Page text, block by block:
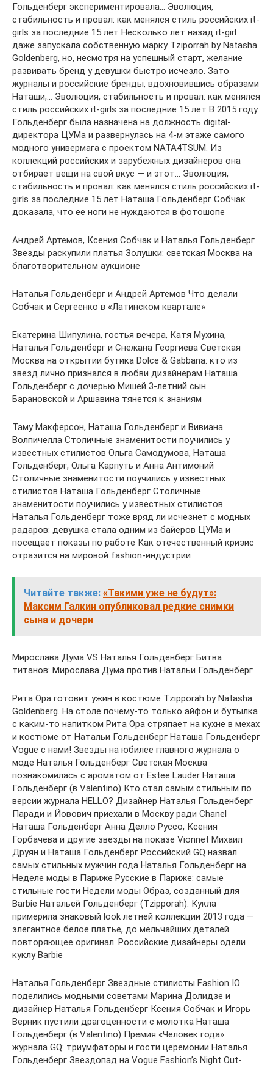
Гольденберг экспериментировала… Эволюция,
стабильность и провал: как менялся стиль российских it-
girls за последние 15 лет Несколько лет назад it-girl
даже запускала собственную марку Tziporrah by Natasha
Goldenberg, но, несмотря на успешный старт, желание
развивать бренд у девушки быстро исчезло. Зато
журналы и российские бренды, вдохновившись образами
Наташи,… Эволюция, стабильность и провал: как менялся
стиль российских it-girls за последние 15 лет В 2015 году
Гольденберг была назначена на должность digital-
директора ЦУМа и развернулась на 4-м этаже самого
модного универмага с проектом NATA4TSUM. Из
коллекций российских и зарубежных дизайнеров она
отбирает вещи на свой вкус — и этот… Эволюция,
стабильность и провал: как менялся стиль российских it-
girls за последние 15 лет Наташа Гольденберг Собчак
доказала, что ее ноги не нуждаются в фотошопе
Андрей Артемов, Ксения Собчак и Наталья Гольденберг
Звезды раскупили платья Золушки: светская Москва на
благотворительном аукционе
Наталья Гольденберг и Андрей Артемов Что делали
Собчак и Сергеенко в «Латинском квартале»
Екатерина Шипулина, гостья вечера, Катя Мухина,
Наталья Гольденберг и Снежана Георгиева Светская
Москва на открытии бутика Dolce & Gabbana: кто из
звезд лично признался в любви дизайнерам Наташа
Гольденберг с дочерью Мишей 3-летний сын
Барановской и Аршавина тянется к знаниям
Таму Макферсон, Наташа Гольденберг и Вивиана
Волпичелла Столичные знаменитости поучились у
известных стилистов Ольга Самодумова, Наташа
Гольденберг, Ольга Карпуть и Анна Антимоний
Столичные знаменитости поучились у известных
стилистов Наташа Гольденберг Столичные
знаменитости поучились у известных стилистов
Наталья Гольденберг тоже вряд ли исчезнет с модных
радаров: девушка стала одним из байеров ЦУМа и
посещает показы по работе Как отечественный кризис
отразится на мировой fashion-индустрии
Читайте также: «Такими уже не будут»:
Максим Галкин опубликовал редкие снимки
сына и дочери
Мирослава Дума VS Наталья Гольденберг Битва
титанов: Мирослава Дума против Натальи Гольденберг
Рита Ора готовит ужин в костюме Tzipporah by Natasha
Goldenberg. На столе почему-то только айфон и бутылка
с каким-то напитком Рита Ора стряпает на кухне в мехах
и костюме от Натальи Гольденберг Наташа Гольденберг
Vogue c нами! Звезды на юбилее главного журнала о
моде Наталья Гольденберг Светская Москва
познакомилась с ароматом от Estee Lauder Наташа
Гольденберг (в Valentino) Кто стал самым стильным по
версии журнала HELLO? Дизайнер Наталья Гольденберг
Паради и Йовович приехали в Москву ради Chanel
Наташа Гольденберг Анна Делло Руссо, Ксения
Горбачева и другие звезды на показе Vionnet Михаил
Друян и Наташа Гольденберг Российский GQ назвал
самых стильных мужчин года Наталья Гольденберг на
Неделе моды в Париже Русские в Париже: самые
стильные гости Недели моды Образ, созданный для
Barbie Натальей Гольденберг (Tzipporah). Кукла
примерила знаковый look летней коллекции 2013 года —
элегантное белое платье, до мельчайших деталей
повторяющее оригинал. Российские дизайнеры одели
куклу Barbie
Наталья Гольденберг Звездные стилисты Fashion IO
поделились модными советами Марина Долидзе и
дизайнер Наталья Гольденберг Ксения Собчак и Игорь
Верник пустили драгоценности с молотка Наташа
Гольденберг (в Valentino) Премия «Человек года»
журнала GQ: триумфаторы и гости церемонии Наталья
Гольденберг Звездопад на Vogue Fashion’s Night Out-